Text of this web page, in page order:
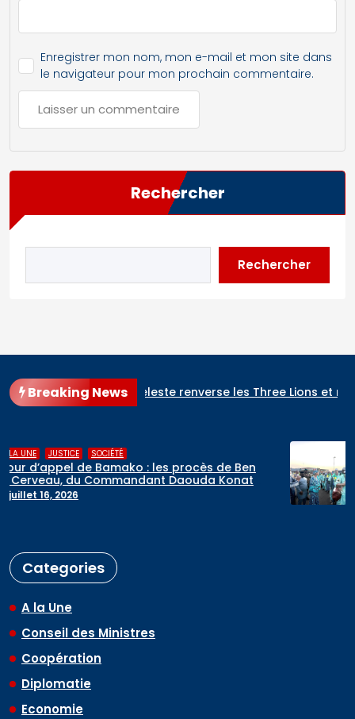
Enregistrer mon nom, mon e-mail et mon site dans
le navigateur pour mon prochain commentaire.
Rechercher
Rechercher
Breaking News
1) : l’Albiceleste renverse les Three Lions et rejoint
A LA UNE
Hadj 2026 : départ du premier contingent
de pèlerins maliens vers l’Arabie saoudite
Categories
A la Une
Conseil des Ministres
Coopération
Diplomatie
Economie